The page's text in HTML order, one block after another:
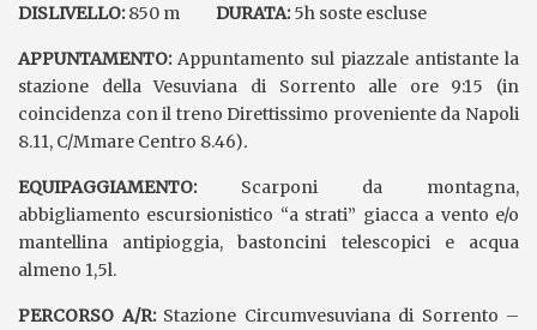
DISLIVELLO:850 m DURATA:5h soste escluse
APPUNTAMENTO: Appuntamento sul piazzale antistante la
stazione della Vesuviana di Sorrento alle ore 9:15 (in
coincidenza con il treno Direttissimo proveniente da Napoli
8.11, C/Mmare Centro 8.46).
EQUIPAGGIAMENTO:Scarponi da montagna,
abbigliamento escursionistico “a strati” giacca a vento e/o
mantellina antipioggia, bastoncini telescopici e acqua
almeno 1,5l.
PERCORSO A/R:Stazione Circumvesuviana di Sorrento –